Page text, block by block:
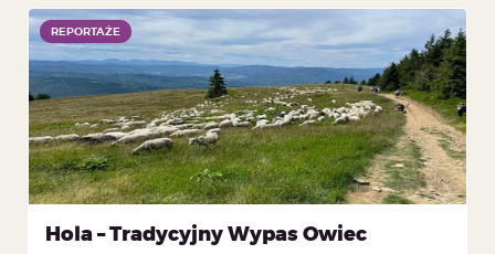
Hola – Tradycyjny Wypas Owiec
REPORTAŻE
REPORTAŻE